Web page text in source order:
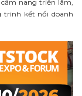
nang triển lãm,
trình kết nối doanh